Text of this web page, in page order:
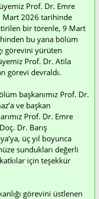
Prof. Dr. Emre
Mart 2026 tarihinde
bir törenle, 9 Mart
bu yana bölüm
görevini yürüten
Prof. Dr. Atila
görevi devraldı.
başkanımız Prof. Dr.
ve başkan
Prof. Dr. Emre
Dr. Barış
üç yıl boyunca
sundukları değerli
için teşekkür
görevini üstlenen